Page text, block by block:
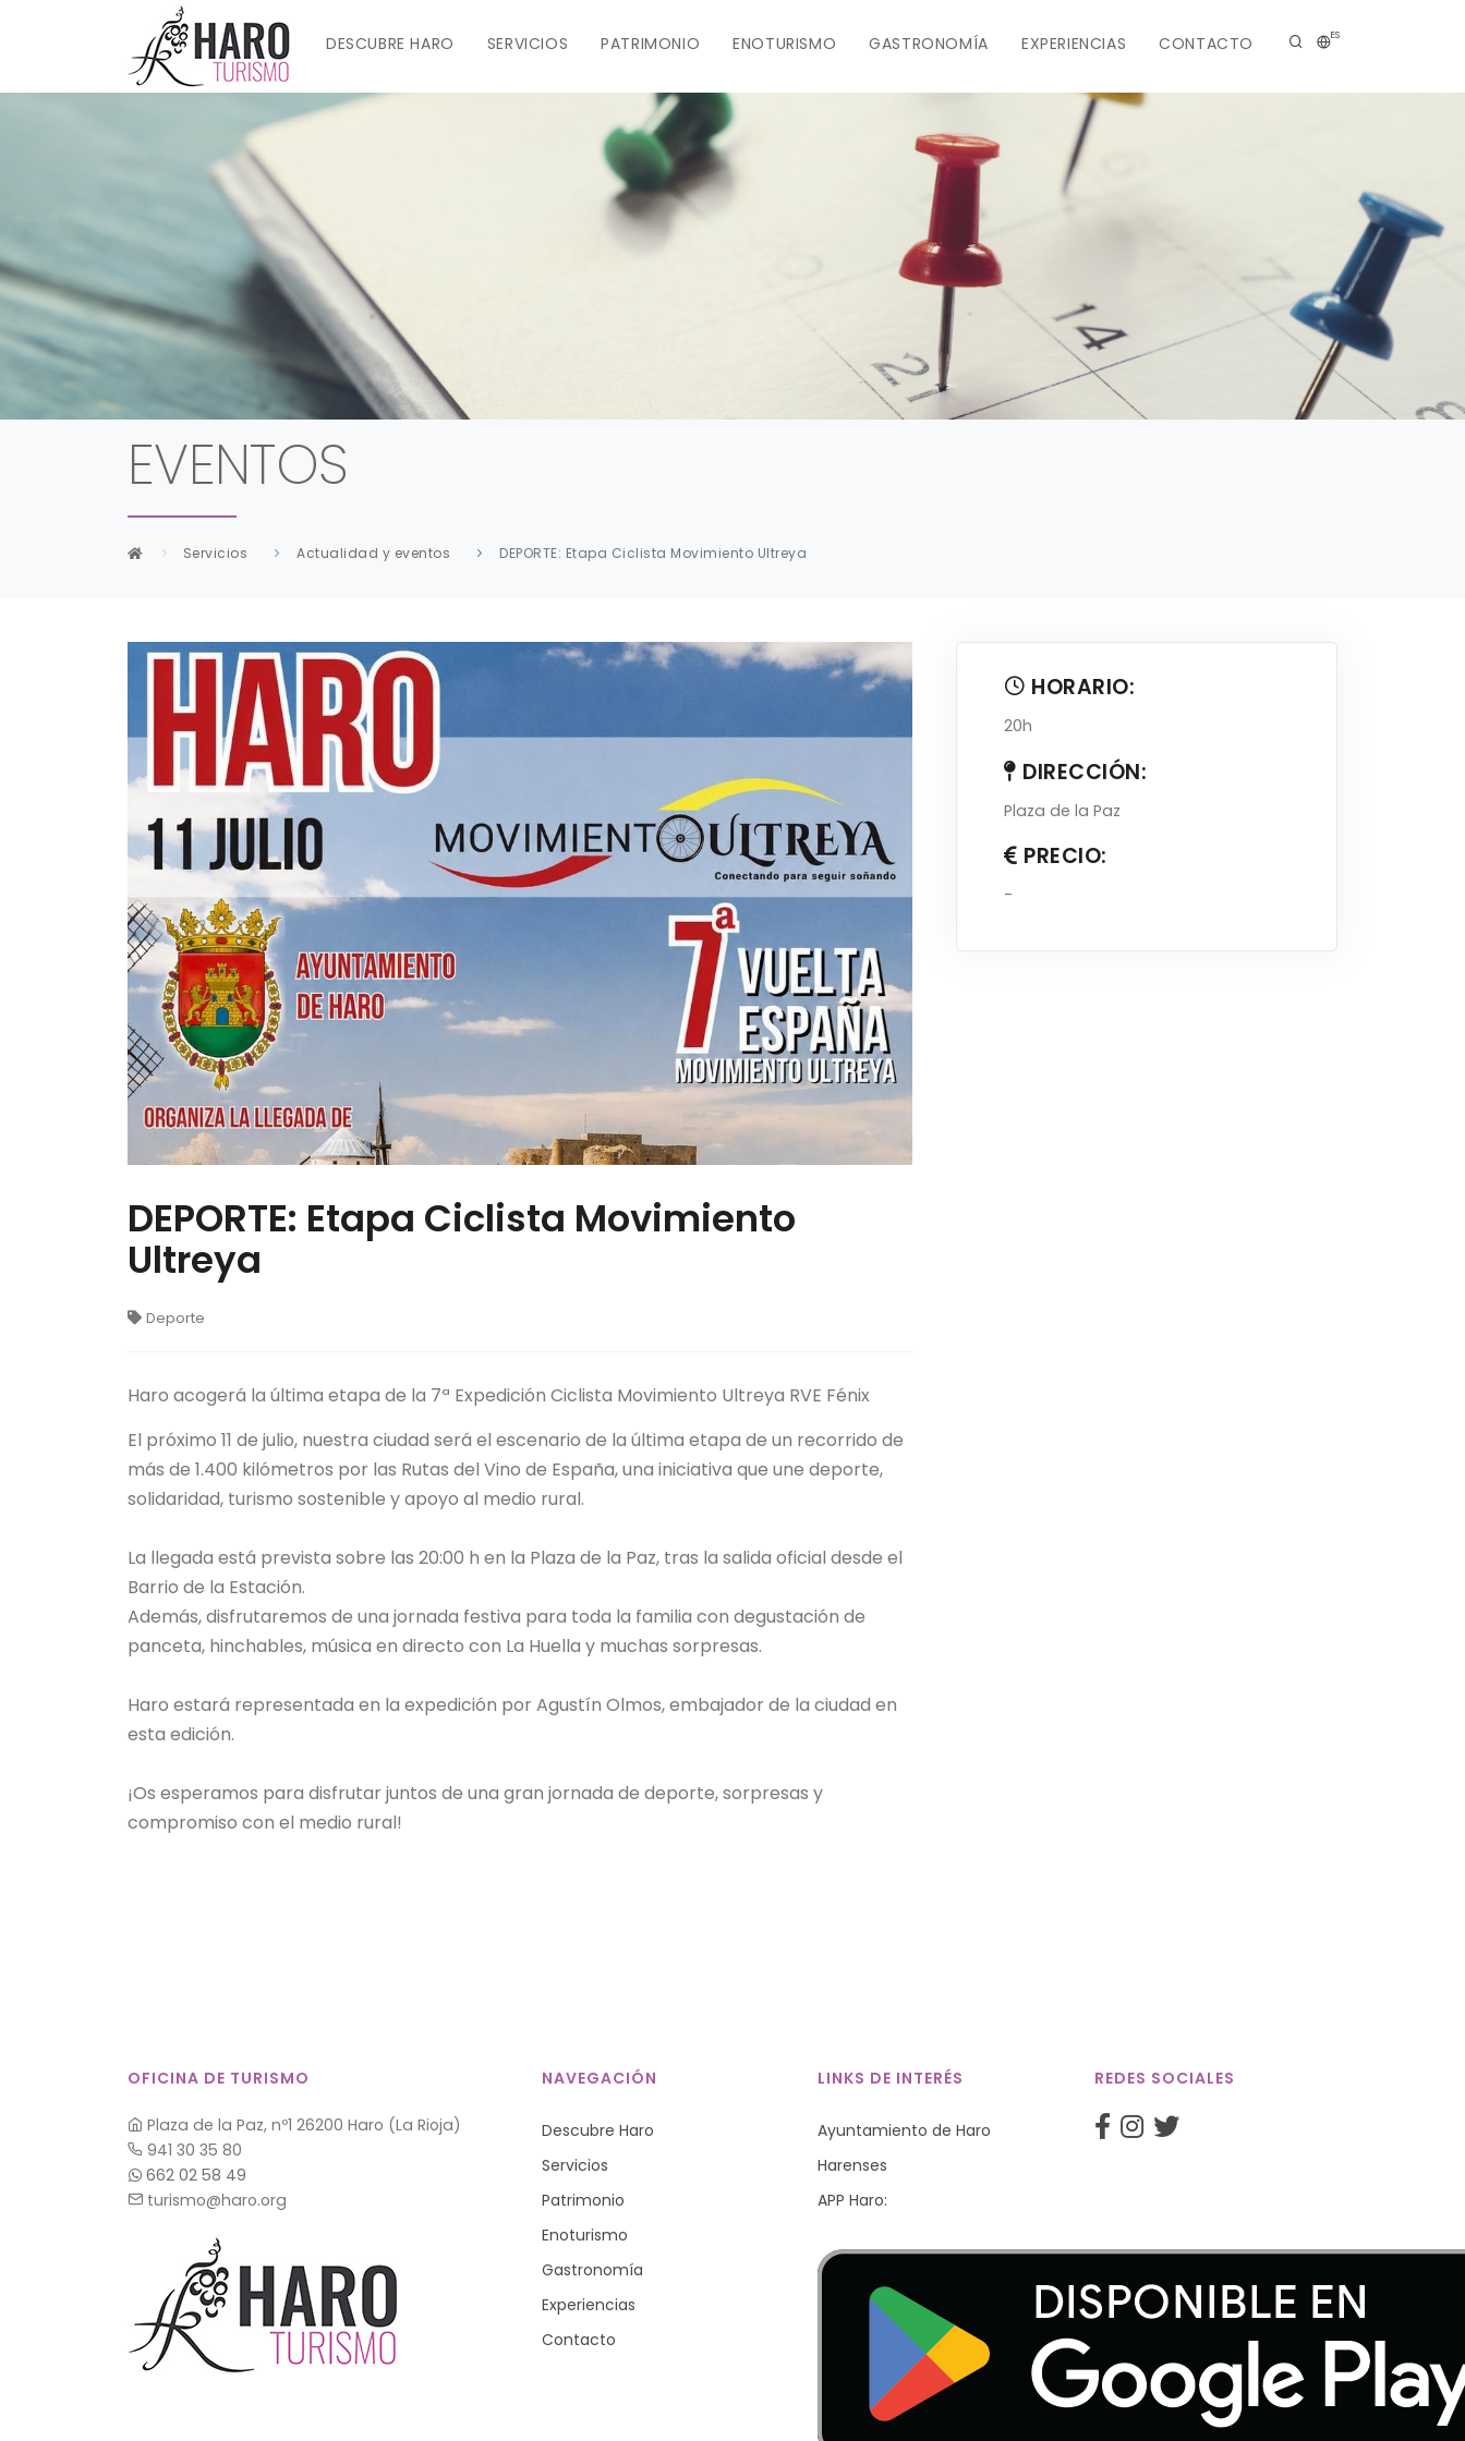
ES
DESCUBRE HARO SERVICIOS PATRIMONIO ENOTURISMO GASTRONOMÍA EXPERIENCIAS CONTACTO
EVENTOS
Servicios Actualidad y eventos DEPORTE: Etapa Ciclista Movimiento Ultreya
DEPORTE: Etapa Ciclista Movimiento
Ultreya
Deporte
Haro acogerá la última etapa de la 7ª Expedición Ciclista Movimiento Ultreya RVE Fénix
El próximo 11 de julio, nuestra ciudad será el escenario de la última etapa de un recorrido de
más de 1.400 kilómetros por las Rutas del Vino de España, una iniciativa que une deporte,
solidaridad, turismo sostenible y apoyo al medio rural.
La llegada está prevista sobre las 20:00 h en la Plaza de la Paz, tras la salida oficial desde el
Barrio de la Estación.
Además, disfrutaremos de una jornada festiva para toda la familia con degustación de
panceta, hinchables, música en directo con La Huella y muchas sorpresas.
Haro estará representada en la expedición por Agustín Olmos, embajador de la ciudad en
esta edición.
¡Os esperamos para disfrutar juntos de una gran jornada de deporte, sorpresas y
compromiso con el medio rural!
HORARIO:
20h
DIRECCIÓN:
Plaza de la Paz
PRECIO:
-
OFICINA DE TURISMO
Plaza de la Paz, nº1 26200 Haro (La Rioja)
941 30 35 80
662 02 58 49
turismo@haro.org
NAVEGACIÓN
Descubre Haro
Servicios
Patrimonio
Enoturismo
Gastronomía
Experiencias
Contacto
LINKS DE INTERÉS
Ayuntamiento de Haro
Harenses
APP Haro:
REDES SOCIALES